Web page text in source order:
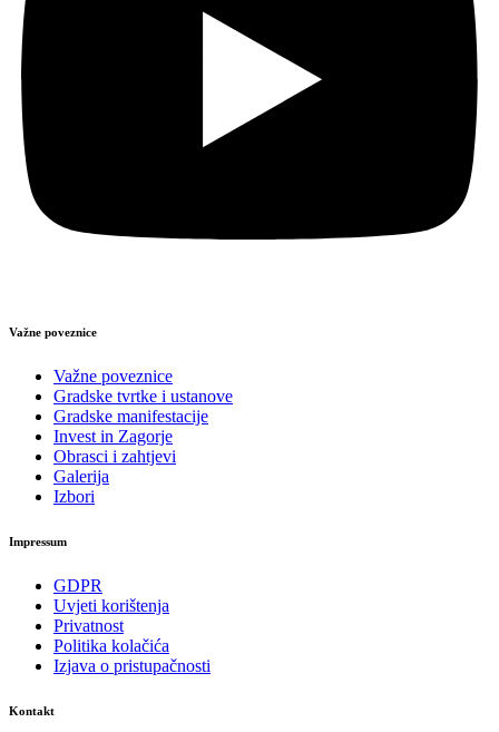
Važne poveznice
Važne poveznice
Gradske tvrtke i ustanove
Gradske manifestacije
Invest in Zagorje
Obrasci i zahtjevi
Galerija
Izbori
Impressum
GDPR
Uvjeti korištenja
Privatnost
Politika kolačića
Izjava o pristupačnosti
Kontakt